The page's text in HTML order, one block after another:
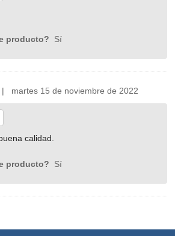
producto? Sí
15 de noviembre de 2022
calidad.
producto? Sí